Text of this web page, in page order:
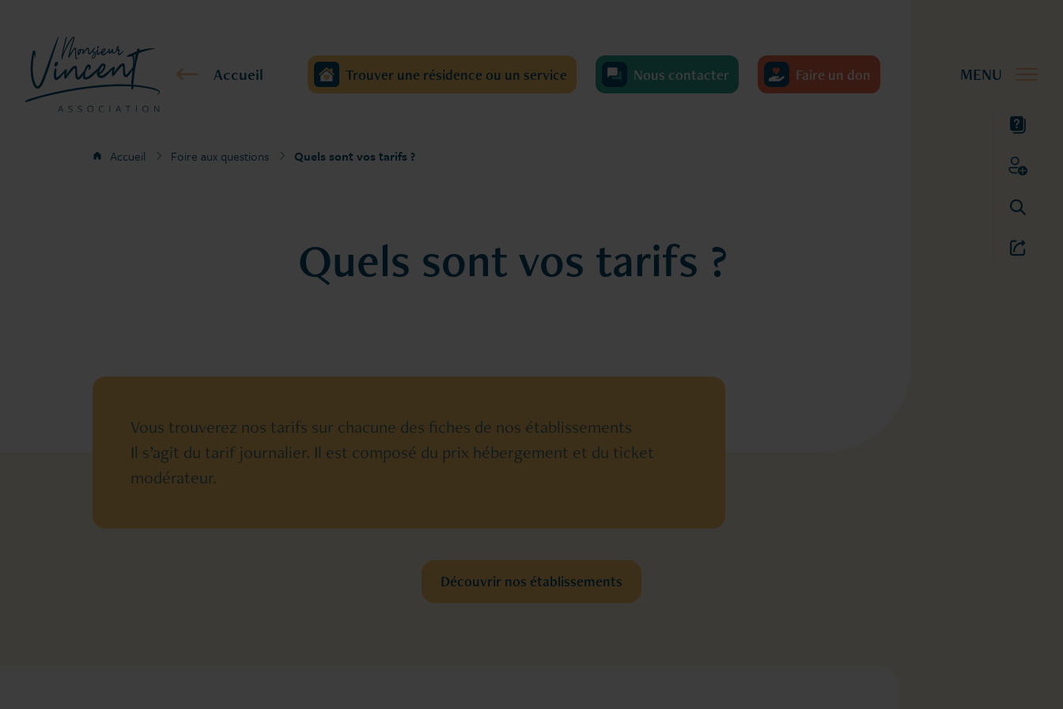
Accueil Trouver une résidence ou un service Nous contacter Faire un don
Accueil Foire aux questions Quels sont vos tarifs ?
Quels sont vos tarifs ?
Vous trouverez nos tarifs sur chacune des fiches de nos établissements
Il s’agit du tarif journalier. Il est composé du prix hébergement et du ticket
modérateur.
Découvrir nos établissements